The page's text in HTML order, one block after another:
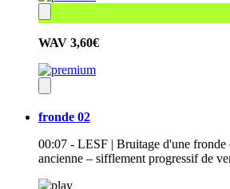
WAV 3,60€
fronde 02
00:07 - LESF | Bruitage d'une fronde
ancienne – sifflement progressif de